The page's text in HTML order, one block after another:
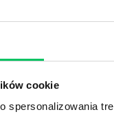
cookie
spersonalizowania
14h